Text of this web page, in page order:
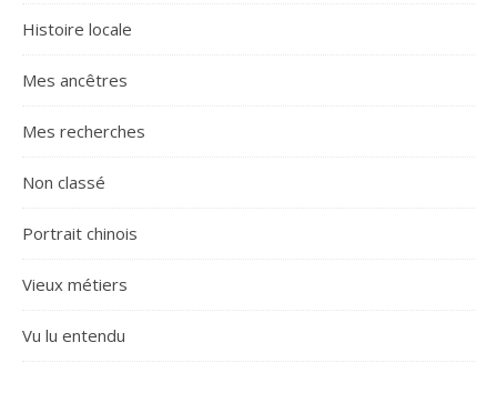
Histoire locale
Mes ancêtres
Mes recherches
Non classé
Portrait chinois
Vieux métiers
Vu lu entendu